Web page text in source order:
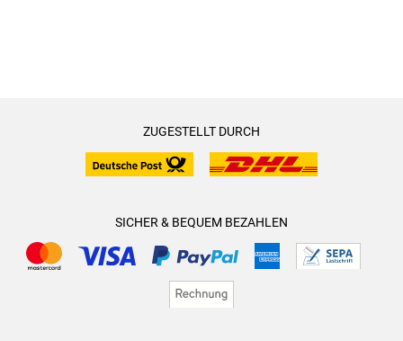
ZUGESTELLT DURCH
SICHER & BEQUEM BEZAHLEN